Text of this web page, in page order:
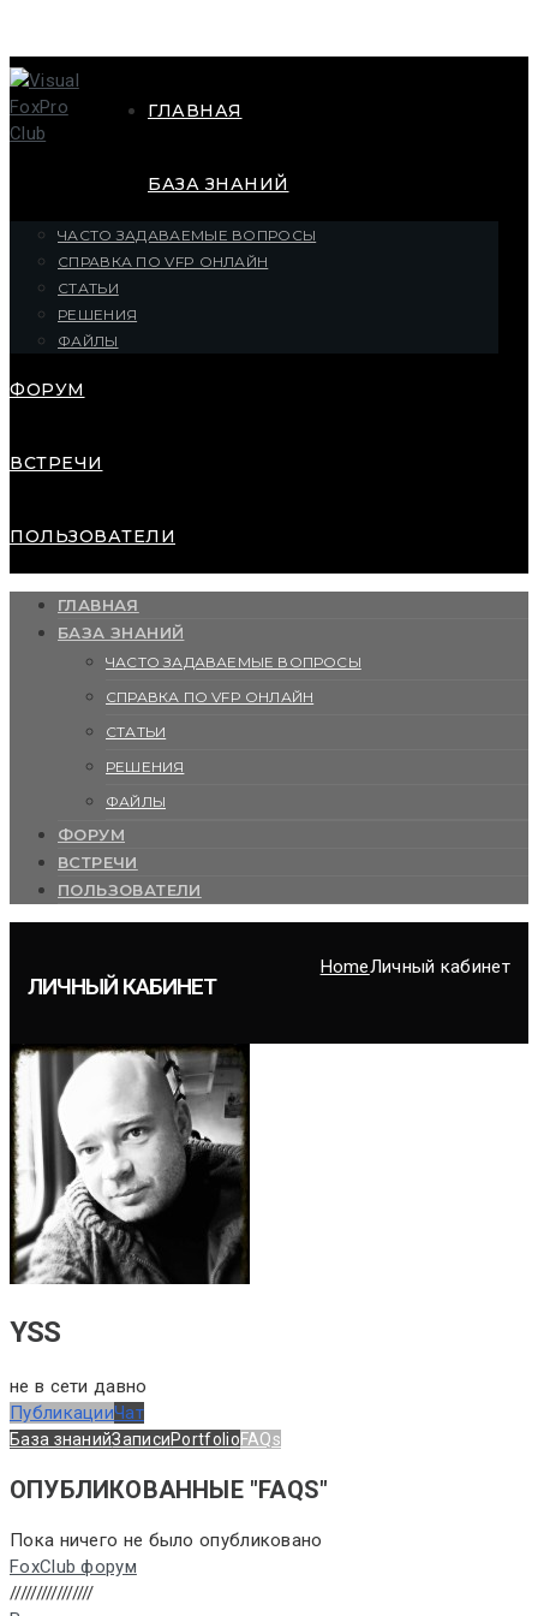
ГЛАВНАЯ
БАЗА ЗНАНИЙ
ЧАСТО ЗАДАВАЕМЫЕ ВОПРОСЫ
СПРАВКА ПО VFP ОНЛАЙН
СТАТЬИ
РЕШЕНИЯ
ФАЙЛЫ
ФОРУМ
ВСТРЕЧИ
ПОЛЬЗОВАТЕЛИ
ГЛАВНАЯ
БАЗА ЗНАНИЙ
ЧАСТО ЗАДАВАЕМЫЕ ВОПРОСЫ
СПРАВКА ПО VFP ОНЛАЙН
СТАТЬИ
РЕШЕНИЯ
ФАЙЛЫ
ФОРУМ
ВСТРЕЧИ
ПОЛЬЗОВАТЕЛИ
HomeЛичный кабинет
ЛИЧНЫЙ КАБИНЕТ
YSS
не в сети давно
ПубликацииЧат
База знанийЗаписиPortfolioFAQs
ОПУБЛИКОВАННЫЕ "FAQS"
Пока ничего не было опубликовано
FoxClub форум
////////////////